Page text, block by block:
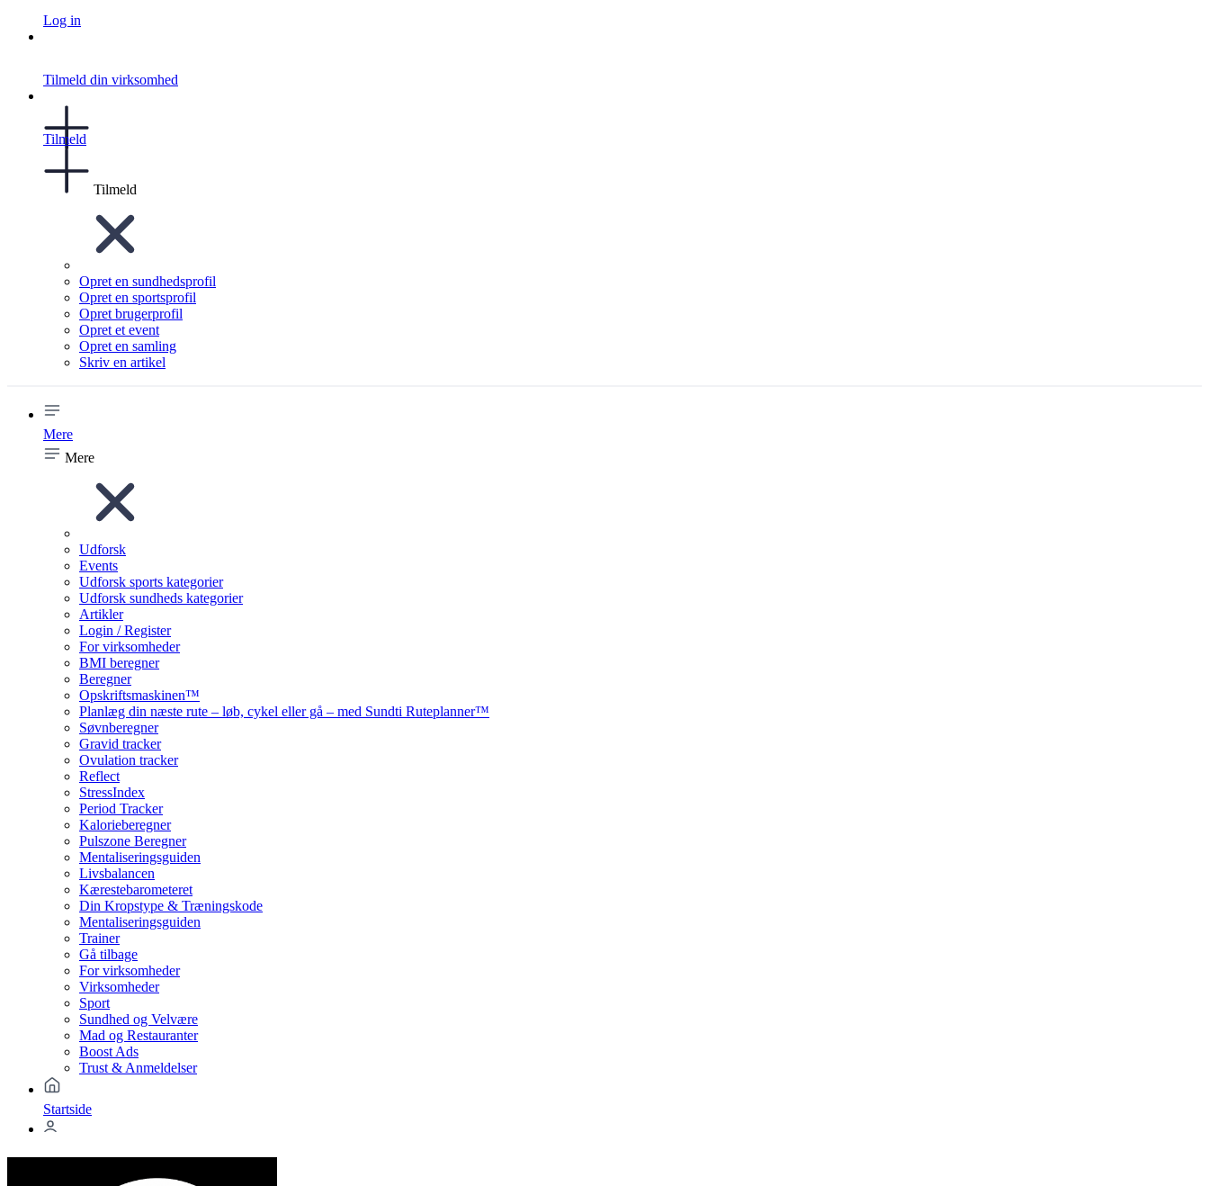
Log in
Tilmeld din virksomhed
Tilmeld
Tilmeld
Opret en sundhedsprofil
Opret en sportsprofil
Opret brugerprofil
Opret et event
Opret en samling
Skriv en artikel
Mere
Mere
Udforsk
Events
Udforsk sports kategorier
Udforsk sundheds kategorier
Artikler
Login / Register
For virksomheder
BMI beregner
Beregner
Opskriftsmaskinen™
Planlæg din næste rute – løb, cykel eller gå – med Sundti Ruteplanner™
Søvnberegner
Gravid tracker
Ovulation tracker
Reflect
StressIndex
Period Tracker
Kalorieberegner
Pulszone Beregner
Mentaliseringsguiden
Livsbalancen
Kærestebarometeret
Din Kropstype & Træningskode
Mentaliseringsguiden
Trainer
Gå tilbage
For virksomheder
Virksomheder
Sport
Sundhed og Velvære
Mad og Restauranter
Boost Ads
Trust & Anmeldelser
Startside